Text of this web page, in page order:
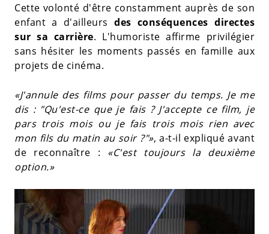
Cette volonté d'être constamment auprès de son
enfant a d'ailleursdes conséquences directes
sur sa carrière. L'humoriste affirme privilégier
sans hésiter les moments passés en famille aux
projets de cinéma.
«J'annule des films pour passer du temps. Je me
dis : "Qu'est-ce que je fais ? J'accepte ce film, je
pars trois mois ou je fais trois mois rien avec
mon fils du matin au soir ?"», a-t-il expliqué avant
de reconnaître : «C'est toujours la deuxième
option.»